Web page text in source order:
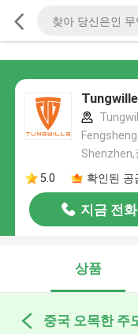
Shenzhen,
5.0
확인된 공
지금 전화
상품
중국 오목한 주